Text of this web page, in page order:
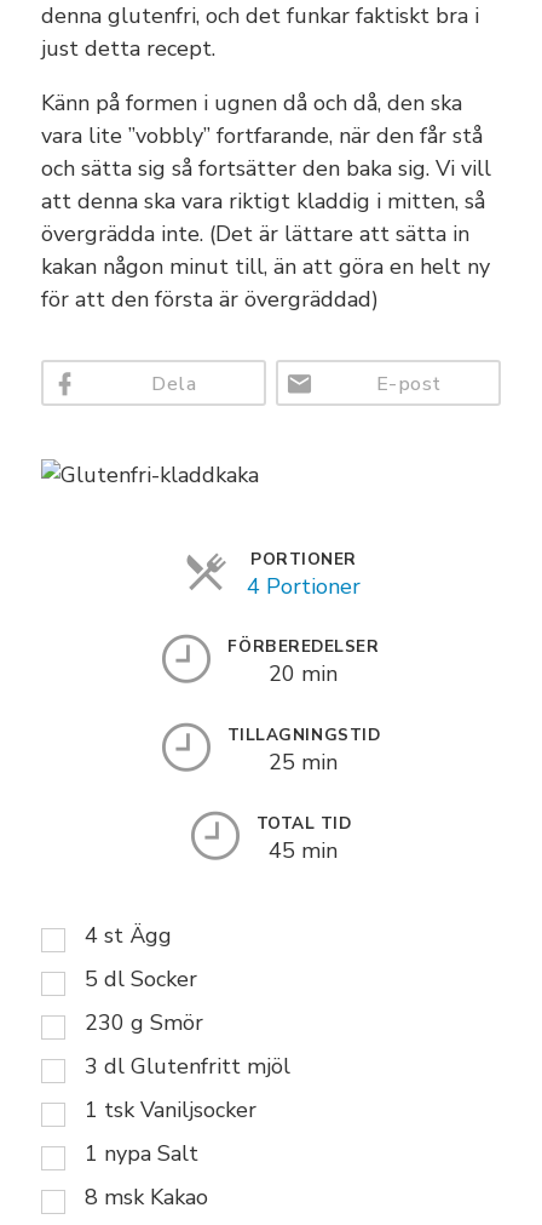
Lättlagat
Glutenfritt
Tips
Lägg till
recept
Kockprofil
Matnytt
denna glutenfri, och det funkar faktiskt bra i
just detta recept.
Känn på formen i ugnen då och då, den ska
vara lite ”vobbly” fortfarande, när den får stå
och sätta sig så fortsätter den baka sig. Vi vill
att denna ska vara riktigt kladdig i mitten, så
övergrädda inte. (Det är lättare att sätta in
kakan någon minut till, än att göra en helt ny
för att den första är övergräddad)
Dela E-post
PORTIONER
4 Portioner
FÖRBEREDELSER
20 min
TILLAGNINGSTID
25 min
TOTAL TID
45 min
4 st Ägg
5 dl Socker
230 g Smör
3 dl Glutenfritt mjöl
1 tsk Vaniljsocker
1 nypa Salt
8 msk Kakao